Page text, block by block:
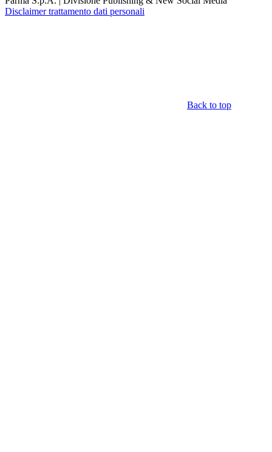
Disclaimer trattamento dati personali
Back to top